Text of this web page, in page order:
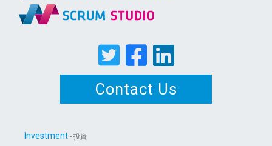
Contact Us
Investment - 投資